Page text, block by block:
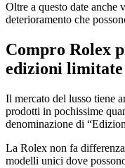
Oltre a questo date anche
deterioramento che
Compro Rolex
edizioni limitate
Il mercato del lusso tiene
prodotti in pochissime
denominazione di
La Rolex non fa
modelli unici dove